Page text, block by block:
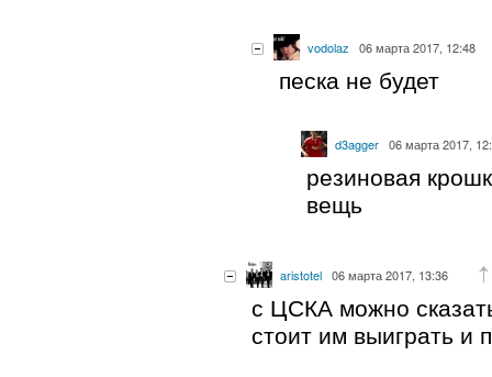
vodolaz 06 марта 2017, 12:48
песка не будет
d3agger 06 марта 2017,
резиновая
вещь
aristotel 06 марта 2017, 13:36
с ЦСКА можно
стоит им выиграть и